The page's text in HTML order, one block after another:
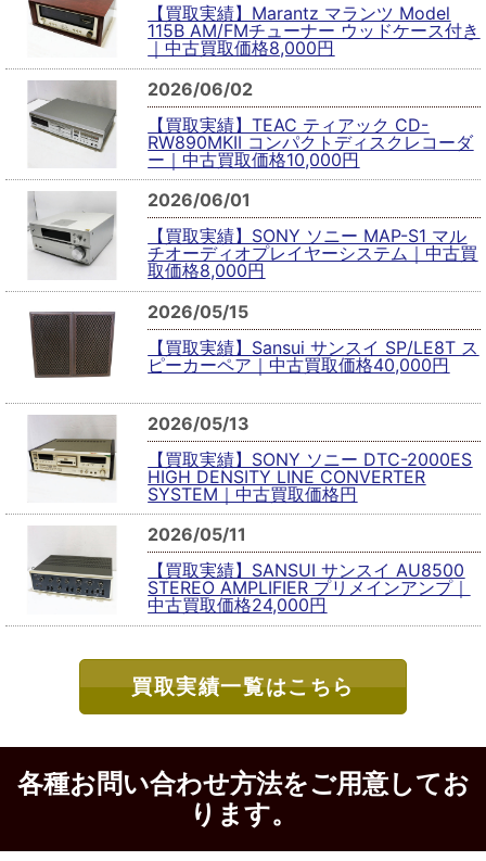
【買取実績】Marantz マランツ Model
115B AM/FMチューナー ウッドケース付き
｜中古買取価格8,000円
2026/06/02
【買取実績】TEAC ティアック CD-
RW890MKII コンパクトディスクレコーダ
ー｜中古買取価格10,000円
2026/06/01
【買取実績】SONY ソニー MAP-S1 マル
チオーディオプレイヤーシステム｜中古買
取価格8,000円
2026/05/15
【買取実績】Sansui サンスイ SP/LE8T ス
ピーカーペア｜中古買取価格40,000円
2026/05/13
【買取実績】SONY ソニー DTC-2000ES
HIGH DENSITY LINE CONVERTER
SYSTEM｜中古買取価格円
2026/05/11
【買取実績】SANSUI サンスイ AU8500
STEREO AMPLIFIER プリメインアンプ｜
中古買取価格24,000円
買取実績一覧はこちら
各種お問い合わせ方法をご用意してお
ります。